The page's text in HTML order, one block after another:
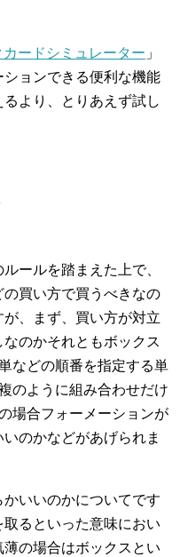
カードシミュレーター 」
ョンできる便利な機能
より、とりあえず試し
ールを踏まえた上で、
買い方で買うべきなの
、まず、買い方が対立
のかそれともボックス
などの順番を指定する単
のように組み合わせだけ
場合フォーメーションが
のかなどがあげられま
いいのかについてです
るといった意味におい
の場合はボックスとい